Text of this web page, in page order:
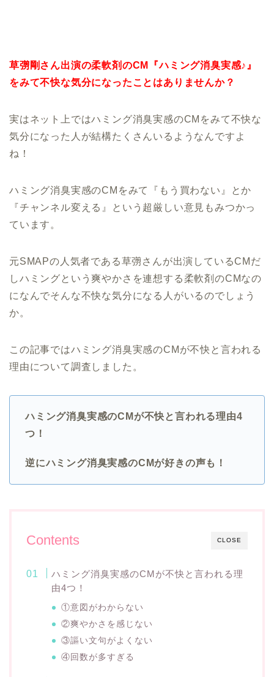
草彅剛さん出演の柔軟剤のCM『ハミング消臭実感♪』
をみて不快な気分になったことはありませんか？
実はネット上ではハミング消臭実感のCMをみて不快な
気分になった人が結構たくさんいるようなんですよ
ね！
ハミング消臭実感のCMをみて『もう買わない』とか
『チャンネル変える』という超厳しい意見もみつかっ
ています。
元SMAPの人気者である草彅さんが出演しているCMだ
しハミングという爽やかさを連想する柔軟剤のCMなの
になんでそんな不快な気分になる人がいるのでしょう
か。
この記事ではハミング消臭実感のCMが不快と言われる
理由について調査しました。
ハミング消臭実感のCMが不快と言われる理由4
つ！
逆にハミング消臭実感のCMが好きの声も！
CLOSE
Contents
ハミング消臭実感のCMが不快と言われる理
由4つ！
①意図がわからない
②爽やかさを感じない
③謳い文句がよくない
④回数が多すぎる